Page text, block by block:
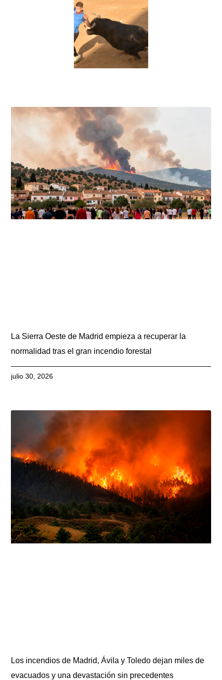
La Sierra Oeste de Madrid empieza a recuperar la
normalidad tras el gran incendio forestal
julio 30, 2026
Los incendios de Madrid, Ávila y Toledo dejan miles de
evacuados y una devastación sin precedentes